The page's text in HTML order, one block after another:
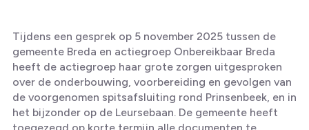
Tijdens een gesprek op 5 november 2025 tussen de
gemeente Breda en actiegroep Onbereikbaar Breda
heeft de actiegroep haar grote zorgen uitgesproken
over de onderbouwing, voorbereiding en gevolgen van
de voorgenomen spitsafsluiting rond Prinsenbeek, en in
het bijzonder op de Leursebaan. De gemeente heeft